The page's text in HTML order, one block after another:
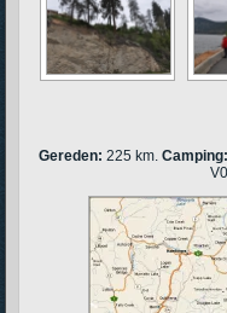
Gereden: 225 km. Camping: